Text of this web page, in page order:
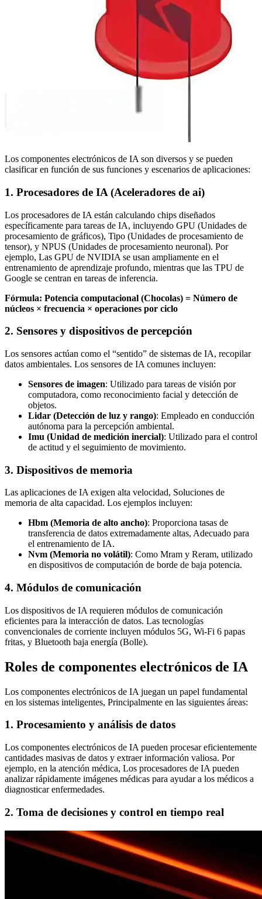
Los componentes electrónicos de IA son diversos y se pueden
clasificar en función de sus funciones y escenarios de aplicaciones:
1. Procesadores de IA (Aceleradores de ai)
Los procesadores de IA están calculando chips diseñados
específicamente para tareas de IA, incluyendo GPU (Unidades de
procesamiento de gráficos), Tipo (Unidades de procesamiento de
tensor), y NPUS (Unidades de procesamiento neuronal). Por
ejemplo, Las GPU de NVIDIA se usan ampliamente en el
entrenamiento de aprendizaje profundo, mientras que las TPU de
Google se centran en tareas de inferencia.
Fórmula: Potencia computacional (Chocolas) = Número de
núcleos × frecuencia × operaciones por ciclo
2. Sensores y dispositivos de percepción
Los sensores actúan como el “sentido” de sistemas de IA, recopilar
datos ambientales. Los sensores de IA comunes incluyen:
Sensores de imagen: Utilizado para tareas de visión por
computadora, como reconocimiento facial y detección de
objetos.
Lidar (Detección de luz y rango): Empleado en conducción
autónoma para la percepción ambiental.
Imu (Unidad de medición inercial): Utilizado para el control
de actitud y el seguimiento de movimiento.
3. Dispositivos de memoria
Las aplicaciones de IA exigen alta velocidad, Soluciones de
memoria de alta capacidad. Los ejemplos incluyen:
Hbm (Memoria de alto ancho): Proporciona tasas de
transferencia de datos extremadamente altas, Adecuado para
el entrenamiento de IA.
Nvm (Memoria no volátil): Como Mram y Reram, utilizado
en dispositivos de computación de borde de baja potencia.
4. Módulos de comunicación
Los dispositivos de IA requieren módulos de comunicación
eficientes para la interacción de datos. Las tecnologías
convencionales de corriente incluyen módulos 5G, Wi-Fi 6 papas
fritas, y Bluetooth baja energía (Bolle).
Roles de componentes electrónicos de IA
Los componentes electrónicos de IA juegan un papel fundamental
en los sistemas inteligentes, Principalmente en las siguientes áreas:
1. Procesamiento y análisis de datos
Los componentes electrónicos de IA pueden procesar eficientemente
cantidades masivas de datos y extraer información valiosa. Por
ejemplo, en la atención médica, Los procesadores de IA pueden
analizar rápidamente imágenes médicas para ayudar a los médicos a
diagnosticar enfermedades.
2. Toma de decisiones y control en tiempo real